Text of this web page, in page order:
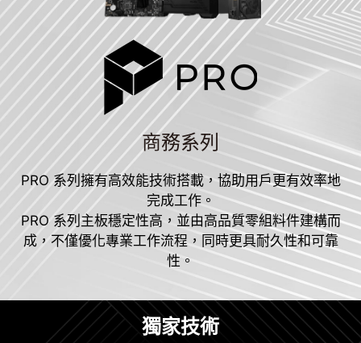
商務系列
PRO 系列擁有高效能技術搭載，協助用戶更有效率地
完成工作。
PRO 系列主板穩定性高，並由高品質零組料件建構而
成，不僅優化專業工作流程，同時更具耐久性和可靠
性。
獨家技術